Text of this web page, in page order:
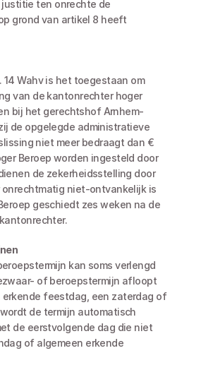
grond van artikel 8 heeft
van de kantonrechter hoger
bij het gerechtshof Arnhem-
de opgelegde administratieve
niet meer bedraagt dan €
Beroep worden ingesteld door
de zekerheidsstelling door
niet-ontvankelijk is
geschiedt zes weken na de
of beroepstermijn afloopt
erkende feestdag, een zaterdag of
de termijn automatisch
de eerstvolgende dag die niet
of algemeen erkende